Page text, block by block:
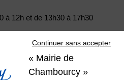
à 12h et de 13h30 à 17h30
Nous contacter
Continuer sans accepter
« Mairie de
Chambourcy »